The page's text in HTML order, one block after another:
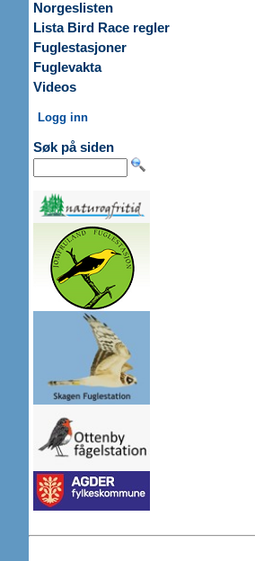
Norgeslisten
Lista Bird Race regler
Fuglestasjoner
Fuglevakta
Videos
Logg inn
Søk på siden